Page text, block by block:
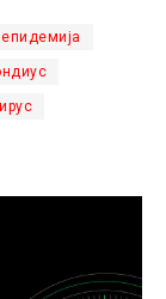
епидемија